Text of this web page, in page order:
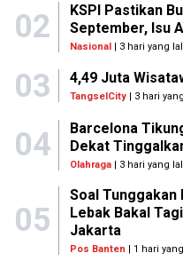
02
KSPI Pastikan
September, Isu
Nasional| 3 hari yang
03 4,49 Juta
TangselCity | 3 hari
04
Barcelona
Dekat
Olahraga| 3 hari yang
05
Soal Tunggakan
Lebak Bakal
Jakarta
Pos Banten | 1 hari